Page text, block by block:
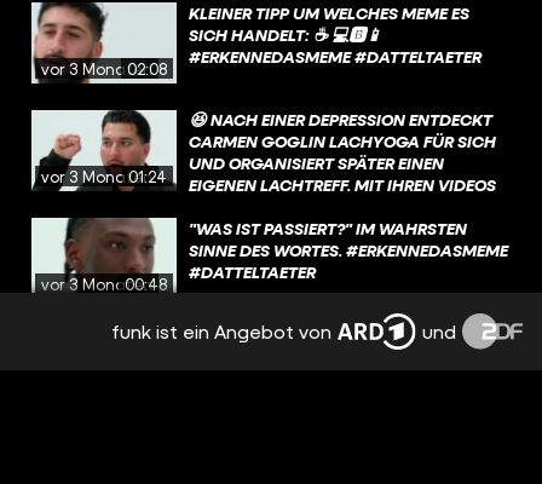
vor 3 Monaten
02:08
KLEINER TIPP UM WELCHES MEME ES
SICH HANDELT: ☕️ 💻🅱️📱
#ERKENNEDASMEME #DATTELTAETER
vor 3 Monaten
01:24
😆 NACH EINER DEPRESSION ENTDECKT
CARMEN GOGLIN LACHYOGA FÜR SICH
UND ORGANISIERT SPÄTER EINEN
EIGENEN LACHTREFF. MIT IHREN VIDEOS
IN DIE WELT TRAGEN“.
vor 3 Monaten
00:48
"WAS IST PASSIERT?" IM WAHRSTEN
SINNE DES WORTES. #ERKENNEDASMEME
#DATTELTAETER
DAS MEME ENTSTAND 2011 IN DER DOKU
WILDES WOHNZIMMER. KURZ VOR EINER
funk ist ein Angebot von und